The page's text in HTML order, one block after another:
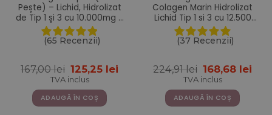
Pește) – Lichid, Hidrolizat
de Tip 1 și 3 cu 10.000mg +
Acid Hialuronic + Biotină +
MSM + Zinc + Siliciu +
Vitamine – 500ml
(65 Recenzii)
167,00lei Prețul
inițial
a
fost:
167,00 lei.
125,25 leiPrețul
TVA inclus
ADAUGĂ ÎN COȘ
Colagen Marin Hidrolizat
Lichid Tip 1 si 3 cu 12.500
mg + Retinol 800 mcg +
Acid Hialuronic 75 mg +
Biotina 5000 mcg + MSM
Siliciu 25 mg + Vitaminele
C, B5, B6, B12 si D3 – 20
Fiole
(37 Recenzii)
224,91lei Prețul
inițial
a
fost:
224,91 lei.
168,68 lei
TVA inclus
ADAUGĂ ÎN COȘ